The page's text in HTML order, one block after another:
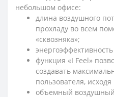
небольшом офисе:
длина воздушного
прохладу во всем
«сквозняка»;
функция «I Feel»
создавать
пользователя,
объемный воздушный